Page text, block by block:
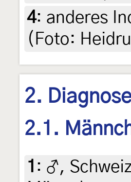
4: anderes
(Foto:
2.
2.1.
1 : ♂,